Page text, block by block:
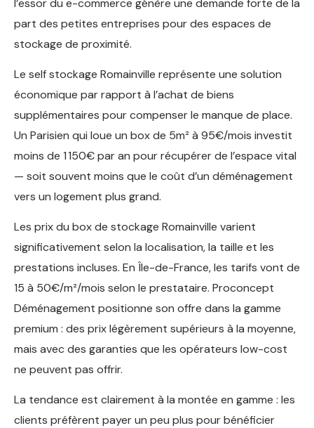
l’essor du e-commerce génère une demande forte de la
part des petites entreprises pour des espaces de
stockage de proximité.
Le self stockage Romainville représente une solution
économique par rapport à l’achat de biens
supplémentaires pour compenser le manque de place.
Un Parisien qui loue un box de 5m² à 95€/mois investit
moins de 1 150€ par an pour récupérer de l’espace vital
— soit souvent moins que le coût d’un déménagement
vers un logement plus grand.
Les prix du box de stockage Romainville varient
significativement selon la localisation, la taille et les
prestations incluses. En Île-de-France, les tarifs vont de
15 à 50€/m²/mois selon le prestataire. Proconcept
Déménagement positionne son offre dans la gamme
premium : des prix légèrement supérieurs à la moyenne,
mais avec des garanties que les opérateurs low-cost
ne peuvent pas offrir.
La tendance est clairement à la montée en gamme : les
clients préfèrent payer un peu plus pour bénéficier